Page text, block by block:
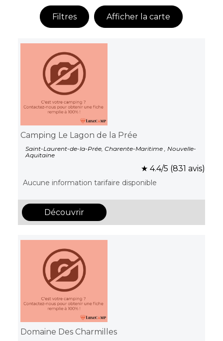
Filtres Afficher la carte
Camping Le Lagon de la Prée
Saint-Laurent-de-la-Prée, Charente-Maritime , Nouvelle-
Aquitaine
★ 4.4/5 (831 avis)
Aucune information tarifaire disponible
Découvrir
Domaine Des Charmilles